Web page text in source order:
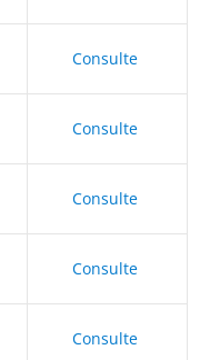
Consulte
Consulte
Consulte
Consulte
Consulte